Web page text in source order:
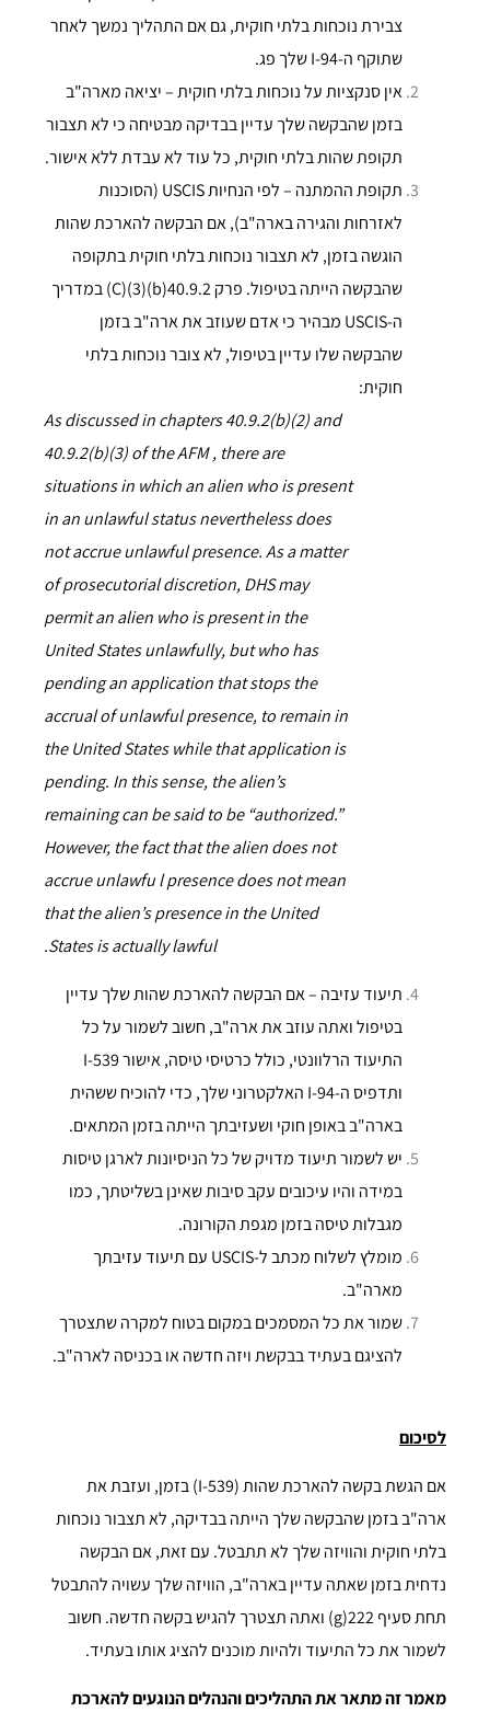
צבירת נוכחות בלתי חוקית, גם אם התהליך נמשך לאחר
שתוקף ה-I-94 שלך פג.
אין סנקציות על נוכחות בלתי חוקית – יציאה מארה"ב
בזמן שהבקשה שלך עדיין בבדיקה מבטיחה כי לא תצבור
תקופת שהות בלתי חוקית, כל עוד לא עבדת ללא אישור.
תקופת ההמתנה – לפי הנחיות USCIS (הסוכנות
לאזרחות והגירה בארה"ב), אם הבקשה להארכת שהות
הוגשה בזמן, לא תצבור נוכחות בלתי חוקית בתקופה
שהבקשה הייתה בטיפול. פרק 40.9.2(b)(3)(C) במדריך
ה-USCIS מבהיר כי אדם שעוזב את ארה"ב בזמן
שהבקשה שלו עדיין בטיפול, לא צובר נוכחות בלתי
חוקית:
As discussed in chapters 40.9.2(b)(2) and
40.9.2(b)(3) of the AFM , there are
situations in which an alien who is present
in an unlawful status nevertheless does
not accrue unlawful presence. As a matter
of prosecutorial discretion, DHS may
permit an alien who is present in the
United States unlawfully, but who has
pending an application that stops the
accrual of unlawful presence, to remain in
the United States while that application is
pending. In this sense, the alien’s
remaining can be said to be “authorized.”
However, the fact that the alien does not
accrue unlawfu l presence does not mean
that the alien’s presence in the United
States is actually lawful.
תיעוד עזיבה – אם הבקשה להארכת שהות שלך עדיין
בטיפול ואתה עוזב את ארה"ב, חשוב לשמור על כל
התיעוד הרלוונטי, כולל כרטיסי טיסה, אישור I-539
ותדפיס ה-I-94 האלקטרוני שלך, כדי להוכיח ששהית
בארה"ב באופן חוקי ושעזיבתך הייתה בזמן המתאים.
יש לשמור תיעוד מדויק של כל הניסיונות לארגן טיסות
במידה והיו עיכובים עקב סיבות שאינן בשליטתך, כמו
מגבלות טיסה בזמן מגפת הקורונה.
מומלץ לשלוח מכתב ל-USCIS עם תיעוד עזיבתך
מארה"ב.
שמור את כל המסמכים במקום בטוח למקרה שתצטרך
להציגם בעתיד בבקשת ויזה חדשה או בכניסה לארה"ב.
לסיכום
אם הגשת בקשה להארכת שהות (I-539) בזמן, ועזבת את
ארה"ב בזמן שהבקשה שלך הייתה בבדיקה, לא תצבור נוכחות
בלתי חוקית והוויזה שלך לא תתבטל. עם זאת, אם הבקשה
נדחית בזמן שאתה עדיין בארה"ב, הוויזה שלך עשויה להתבטל
תחת סעיף 222(g) ואתה תצטרך להגיש בקשה חדשה. חשוב
לשמור את כל התיעוד ולהיות מוכנים להציג אותו בעתיד.
מאמר זה מתאר את התהליכים והנהלים הנוגעים להארכת